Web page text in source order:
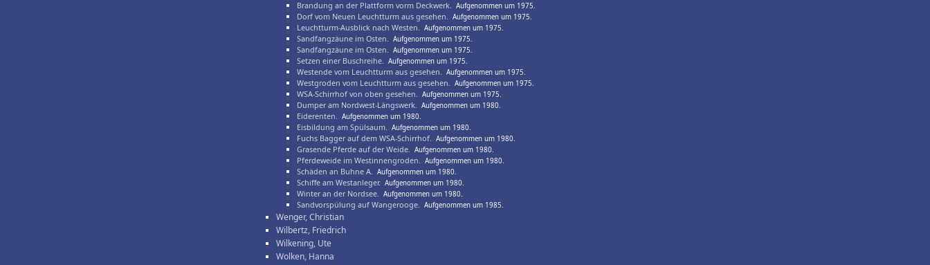
Brandung an der Plattform vorm Deckwerk. Aufgenommen um 1975.
Dorf vom Neuen Leuchtturm aus gesehen. Aufgenommen um 1975.
Leuchtturm-Ausblick nach Westen. Aufgenommen um 1975.
Sandfangzäune im Osten. Aufgenommen um 1975.
Sandfangzäune im Osten. Aufgenommen um 1975.
Setzen einer Buschreihe. Aufgenommen um 1975.
Westende vom Leuchtturm aus gesehen. Aufgenommen um 1975.
Westgroden vom Leuchtturm aus gesehen. Aufgenommen um 1975.
WSA-Schirrhof von oben gesehen. Aufgenommen um 1975.
Dumper am Nordwest-Längswerk. Aufgenommen um 1980.
Eiderenten. Aufgenommen um 1980.
Eisbildung am Spülsaum. Aufgenommen um 1980.
Fuchs Bagger auf dem WSA-Schirrhof. Aufgenommen um 1980.
Grasende Pferde auf der Weide. Aufgenommen um 1980.
Pferdeweide im Westinnengroden. Aufgenommen um 1980.
Schäden an Buhne A. Aufgenommen um 1980.
Schiffe am Westanleger. Aufgenommen um 1980.
Winter an der Nordsee. Aufgenommen um 1980.
Sandvorspülung auf Wangerooge. Aufgenommen um 1985.
Wenger, Christian
Wilbertz, Friedrich
Wilkening, Ute
Wolken, Hanna